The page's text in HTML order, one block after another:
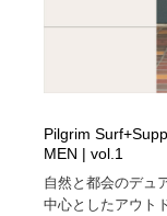
Pilgrim
MEN | vol.1
自然と都会のデュ
中心としたアウト